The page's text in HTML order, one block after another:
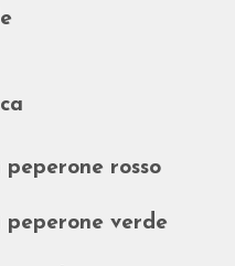
peperone rosso
peperone verde